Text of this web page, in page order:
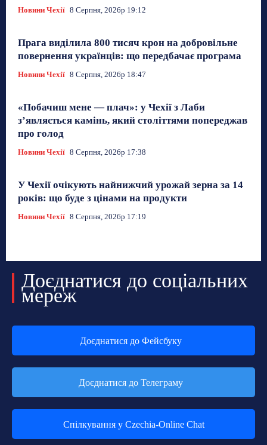
Новини Чехії 8 Серпня, 2026р 19:12
Прага виділила 800 тисяч крон на добровільне
повернення українців: що передбачає програма
Новини Чехії 8 Серпня, 2026р 18:47
«Побачиш мене — плач»: у Чехії з Лаби
з’являється камінь, який століттями попереджав
про голод
Новини Чехії 8 Серпня, 2026р 17:38
У Чехії очікують найнижчий урожай зерна за 14
років: що буде з цінами на продукти
Новини Чехії 8 Серпня, 2026р 17:19
Доєднатися до соціальних
мереж
Доєднатися до Фейсбуку
Доєднатися до Телеграму
Спілкування у Czechia-Online Chat